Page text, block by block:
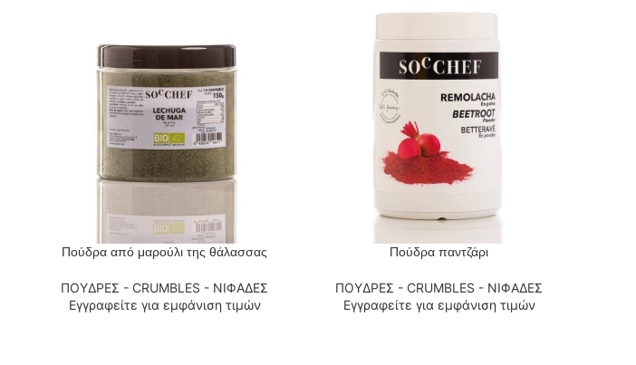
ΔΙΑΒΆΣΤΕ ΠΕΡΙΣΣΌΤΕΡΑ
Πούδρα από μαρούλι της θάλασσας
ΠΟΥΔΡΕΣ - CRUMBLES - ΝΙΦΑΔΕΣ
Εγγραφείτε για εμφάνιση τιμών
ΔΙΑΒΆΣΤΕ ΠΕΡΙΣΣΌΤΕΡΑ
Πούδρα παντζάρι
ΠΟΥΔΡΕΣ - CRUMBLES - ΝΙΦΑΔΕΣ
Εγγραφείτε για εμφάνιση τιμών